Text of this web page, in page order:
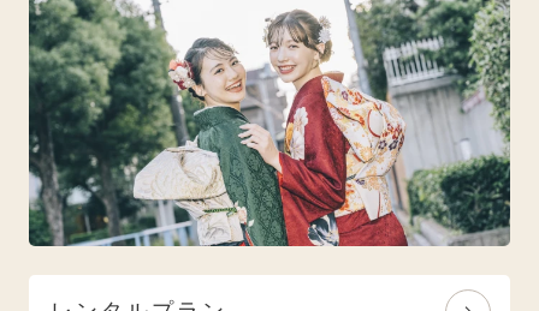
特選技法
オリジナルブランド
人気モデルブランド